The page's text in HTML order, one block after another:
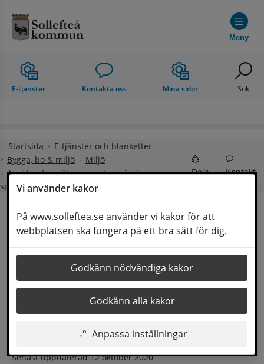
Vi använder kakor
På www.solleftea.se använder vi kakor för att
webbplatsen ska fungera på ett bra sätt för dig.
Godkänn nödvändiga kakor
Godkänn alla kakor
Anpassa inställningar
Meny
E-tjänster Kontakta oss Mina sidor Sök
Startsida
E-tjänster och blanketter
Bygga, bo & miljö
Miljö
Ansökan/anmälan om yrkesmässig
spridning av bekämpningsmedel
Dela Kontakt
Lyssna
Ansökan/anmälan om
yrkesmässig spridning av
bekämpningsmedel
Senast uppdaterad12 oktober 2020